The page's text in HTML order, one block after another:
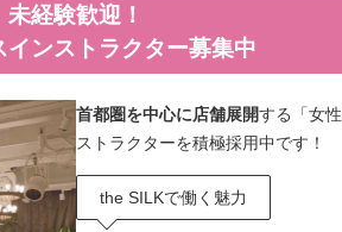
未経験歓迎！
インストラクター募集中
首都圏を中心に店舗展開する「女
ストラクターを積極採用中です！
the SILKで働く魅力